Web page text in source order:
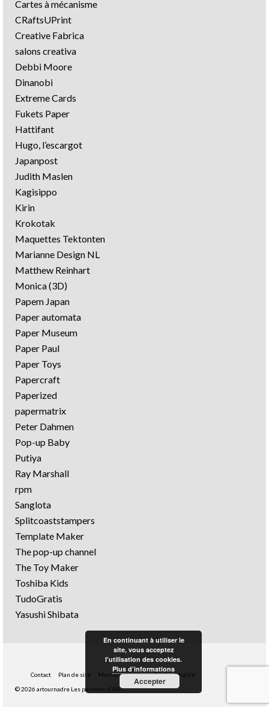
Cartes à mécanisme
CRaftsUPrint
Creative Fabrica
salons creativa
Debbi Moore
Dinanobi
Extreme Cards
Fukets Paper
Hattifant
Hugo, l’escargot
Japanpost
Judith Maslen
Kagisippo
Kirin
Krokotak
Maquettes Tektonten
Marianne Design NL
Matthew Reinhart
Monica (3D)
Papem Japan
Paper automata
Paper Museum
Paper Paul
Paper Toys
Papercraft
Paperized
papermatrix
Peter Dahmen
Pop-up Baby
Putiya
Ray Marshall
rpm
Sanglota
Splitcoaststampers
Template Maker
The pop-up channel
The Toy Maker
Toshiba Kids
TudoGratis
Yasushi Shibata
Contact Plan de site Mentions légales
Confidentialité
© 2026 artournadre Les passions d'ART
En continuant à utiliser le
site, vous acceptez
l’utilisation des cookies.
Plus d’informations
Accepter